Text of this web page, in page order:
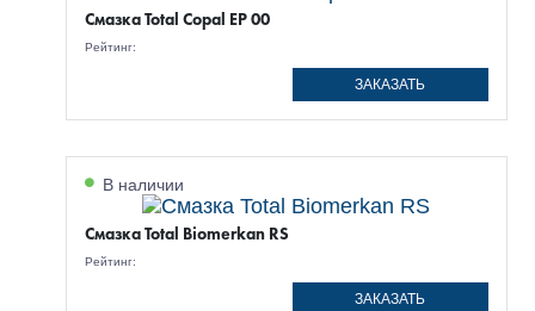
Смазка Total Copal EP 00
Рейтинг:
ЗАКАЗАТЬ
В наличии
Смазка Total Biomerkan RS
Рейтинг:
ЗАКАЗАТЬ